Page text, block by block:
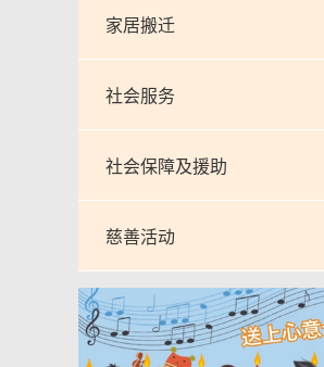
家居搬迁
社会服务
社会保障及援助
慈善活动